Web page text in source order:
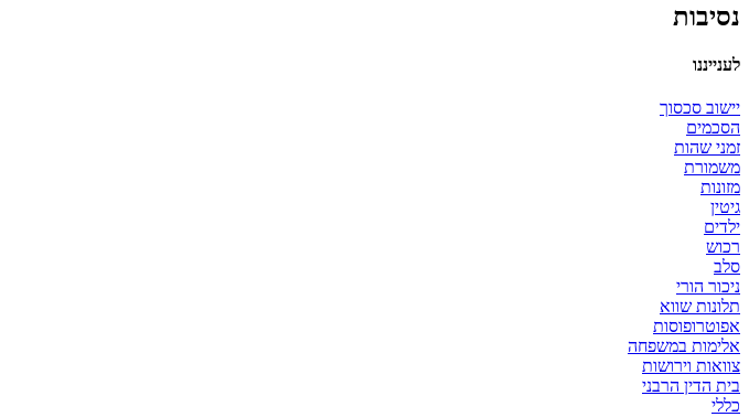
נסיבות
לענייננו
יישוב סכסוך
הסכמים
זמני שהות
משמורת
מזונות
גיטין
ילדים
רכוש
סלב
ניכור הורי
תלונות שווא
אפוטרופוסות
אלימות במשפחה
צוואות וירושות
בית הדין הרבני
כללי